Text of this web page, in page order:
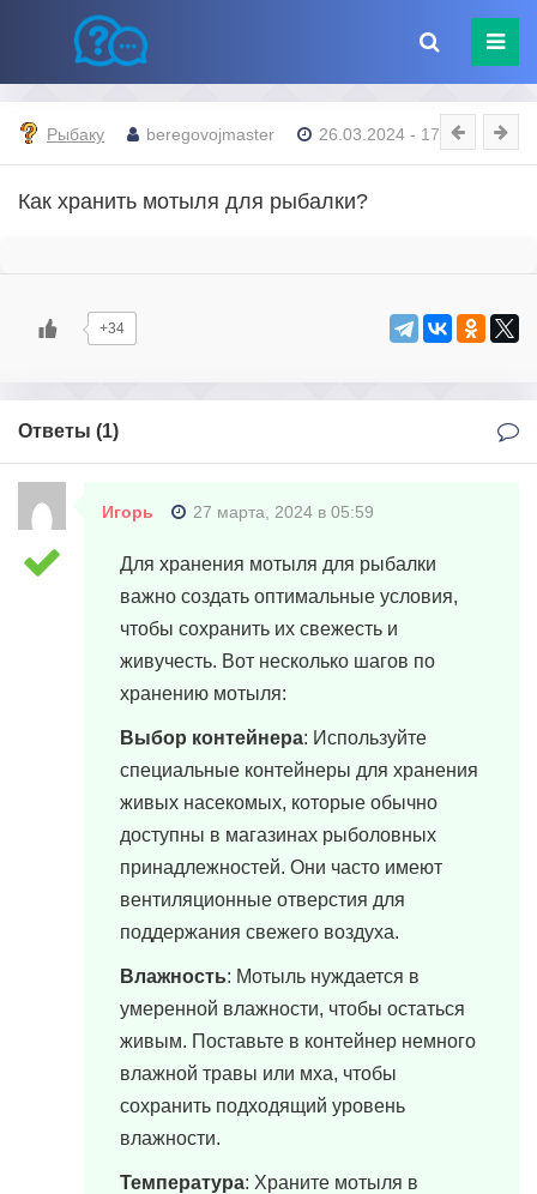
Рыбаку beregovojmaster 26.03.2024 - 17:11
Как хранить мотыля для рыбалки?
+34
Ответы (1)
Игорь 27 марта, 2024 в 05:59
Для хранения мотыля для рыбалки
важно создать оптимальные условия,
чтобы сохранить их свежесть и
живучесть. Вот несколько шагов по
хранению мотыля:
Выбор контейнера: Используйте
специальные контейнеры для хранения
живых насекомых, которые обычно
доступны в магазинах рыболовных
принадлежностей. Они часто имеют
вентиляционные отверстия для
поддержания свежего воздуха.
Влажность: Мотыль нуждается в
умеренной влажности, чтобы остаться
живым. Поставьте в контейнер немного
влажной травы или мха, чтобы
сохранить подходящий уровень
влажности.
Температура: Храните мотыля в